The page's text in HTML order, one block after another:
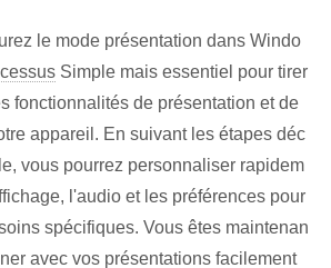
le mode présentation dans Windo
Simple mais essentiel pour tirer
fonctionnalités de présentation et de
appareil. En suivant les étapes déc
vous pourrez personnaliser rapidem
l'audio et les préférences pour
spécifiques. Vous êtes maintenan
avec vos présentations⁢ facilement